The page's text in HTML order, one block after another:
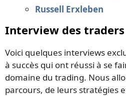
Russell Erxleben
Interview des traders
Voici quelques interviews
à succès qui ont réussi à se
domaine du trading. Nous
parcours, de leurs stratégies